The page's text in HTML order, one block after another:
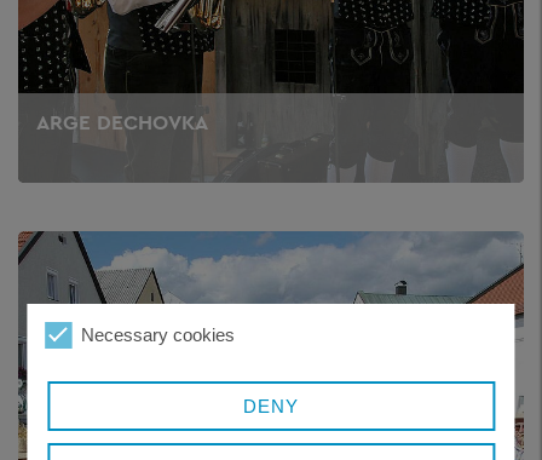
ARGE DECHOVKA
Necessary cookies
DENY